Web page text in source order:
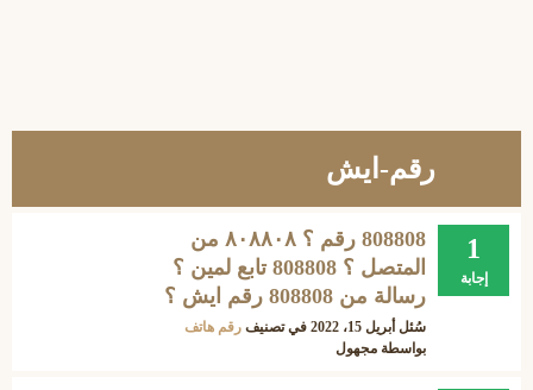
رقم-ايش
1
إجابة
808808 رقم ؟ ۸۰۸۸۰۸ من
المتصل ؟ 808808 تابع لمين ؟
رسالة من 808808 رقم ايش ؟
سُئل أبريل 15، 2022 في تصنيف رقم هاتف
بواسطة مجهول